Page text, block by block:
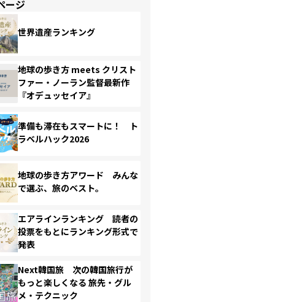
ージ
世界遺産ランキング
地球の歩き方 meets クリスト
ファー・ノーラン監督最新作
『オデュッセイア』
準備も滞在もスマートに！ ト
ラベルハック2026
地球の歩き方アワード みんな
で選ぶ、旅のベスト。
エアラインランキング 読者の
投票をもとにランキング形式で
発表
Next韓国旅 次の韓国旅行が
もっと楽しくなる 旅先・グル
メ・テクニック